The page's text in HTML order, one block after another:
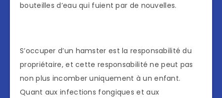
bouteilles d’eau qui fuient par de nouvelles.
S’occuper d’un hamster est la responsabilité du
propriétaire, et cette responsabilité ne peut pas
non plus incomber uniquement à un enfant.
Quant aux infections fongiques et aux